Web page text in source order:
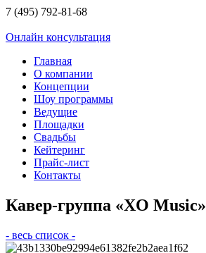
7 (495) 792-81-68
Онлайн консультация
Главная
О компании
Концепции
Шоу программы
Ведущие
Площадки
Свадьбы
Кейтеринг
Прайс-лист
Контакты
Кавер-группа «XO Music»
- весь список -